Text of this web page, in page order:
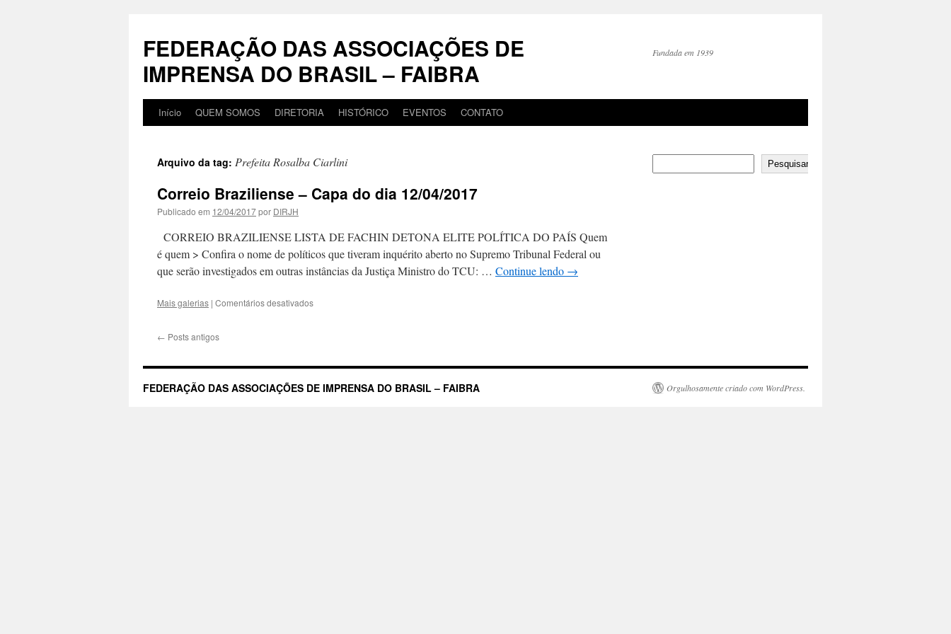
conteúdo
FEDERAÇÃO DAS ASSOCIAÇÕES DE
IMPRENSA DO BRASIL – FAIBRA
Fundada em 1939
Início QUEM SOMOS DIRETORIA HISTÓRICO EVENTOS CONTATO
Arquivo da tag: Prefeita Rosalba Ciarlini
Correio Braziliense – Capa do dia 12/04/2017
Publicado em 12/04/2017por DIRJH
CORREIO BRAZILIENSE LISTA DE FACHIN DETONA ELITE POLÍTICA DO PAÍS Quem
é quem > Confira o nome de políticos que tiveram inquérito aberto no Supremo Tribunal Federal ou
que serão investigados em outras instâncias da Justiça Ministro do TCU: … Continue lendo →
Mais galerias | Comentários desativadosem
do
12/04/2017
← Posts antigos
Pesquisar
FEDERAÇÃO DAS ASSOCIAÇÕES DE IMPRENSA DO BRASIL – FAIBRA Orgulhosamente criado com WordPress.